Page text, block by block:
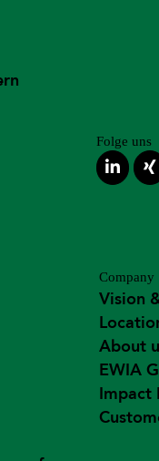
Folge uns
Company
Vision
About
EWIA
Impact